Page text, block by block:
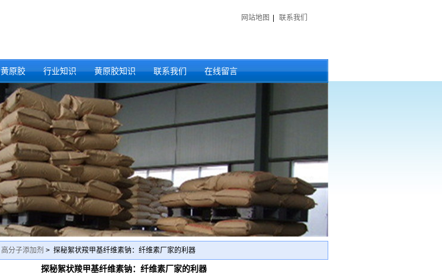
网站地图 联系我们
黄原胶 行业知识 黄原胶知识 联系我们 在线留言
高分子添加剂 > 探秘絮状羧甲基纤维素钠：纤维素厂家的利器
探秘絮状羧甲基纤维素钠：纤维素厂家的利器